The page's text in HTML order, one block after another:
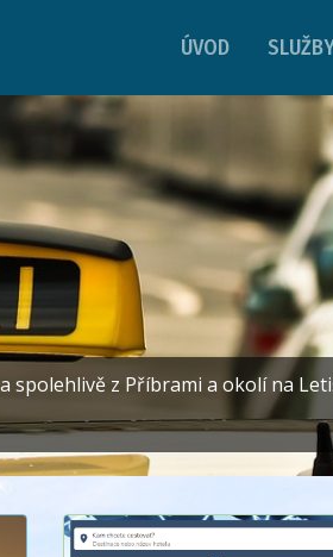
ÚVOD
spolehlivě z Příbrami a okolí na